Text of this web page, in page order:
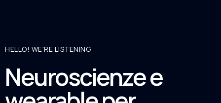
HELLO! WE'RE LISTENING
Neuroscienze e